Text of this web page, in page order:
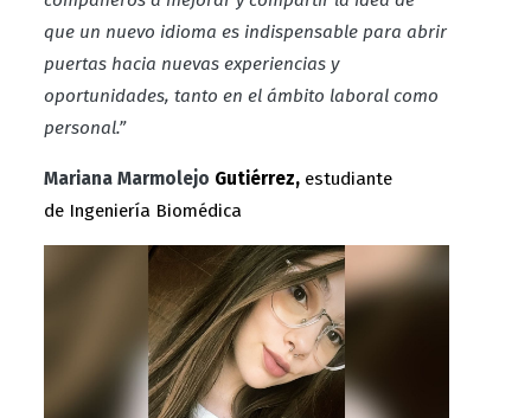
que un nuevo idioma es indispensable para abrir
puertas hacia nuevas experiencias y
oportunidades, tanto en el ámbito laboral como
personal.”
Mariana Marmolejo Gutiérrez, estudiante
de Ingeniería Biomédica